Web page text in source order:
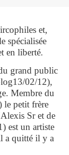
et,
spécialisée
en liberté.
grand public
02/12),
Membre du
le petit frère
Sr et de
est un artiste
a quitté il y a